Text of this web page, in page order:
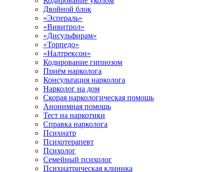
Двойной блок
«Эспераль»
«Вивитрол»
«Дисульфирам»
«Торпедо»
«Налтрексон»
Кодирование гипнозом
Приём нарколога
Консультация нарколога
Нарколог на дом
Скорая наркологическая помощь
Анонимная помощь
Тест на наркотики
Справка нарколога
Психиатр
Психотерапевт
Психолог
Семейный психолог
Психиатрическая клиника